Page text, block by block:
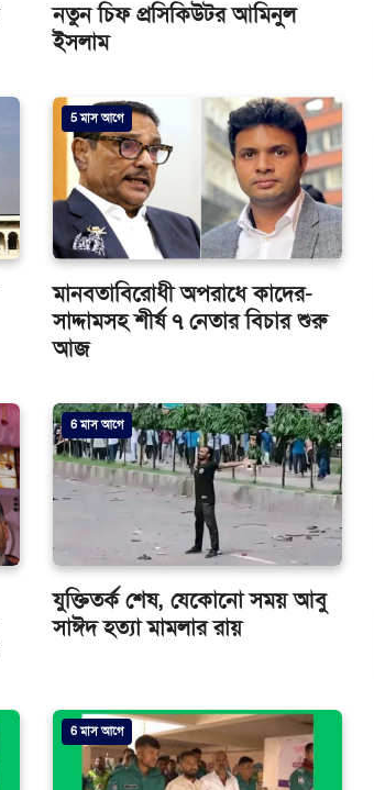
নতুন চিফ প্রসিকিউটর আমিনুল
ইসলাম
5 মাস আগে
মানবতাবিরোধী অপরাধে কাদের-
সাদ্দামসহ শীর্ষ ৭ নেতার বিচার শুরু
আজ
6 মাস আগে
যুক্তিতর্ক শেষ, যেকোনো সময় আবু
সাঈদ হত্যা মামলার রায়
6 মাস আগে